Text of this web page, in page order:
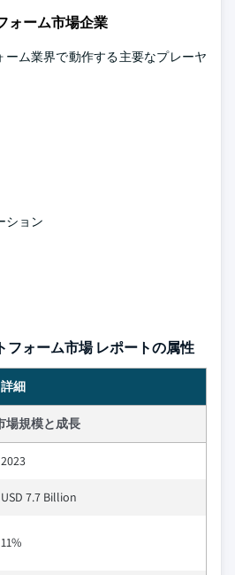
ォーム市場企業
ーム業界で動作する主要なプレーヤ
ション
フォーム市場 レポートの属性
詳細
場規模と成長
2023
USD 7.7 Billion
11%